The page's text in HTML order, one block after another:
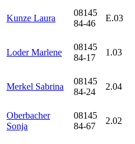
Kunze Laura
08145
84-46
E.03
Loder Marlene
08145
84-17
1.03
Merkel Sabrina
08145
84-24
2.04
Oberbacher
Sonja
08145
84-67
2.02